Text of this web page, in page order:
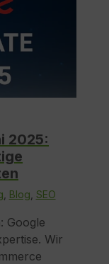
2025:
Blog SEO
Google
Wir